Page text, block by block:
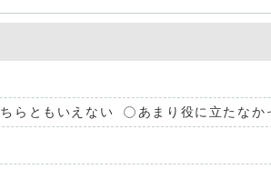
らともいえない あまり役に立たなか